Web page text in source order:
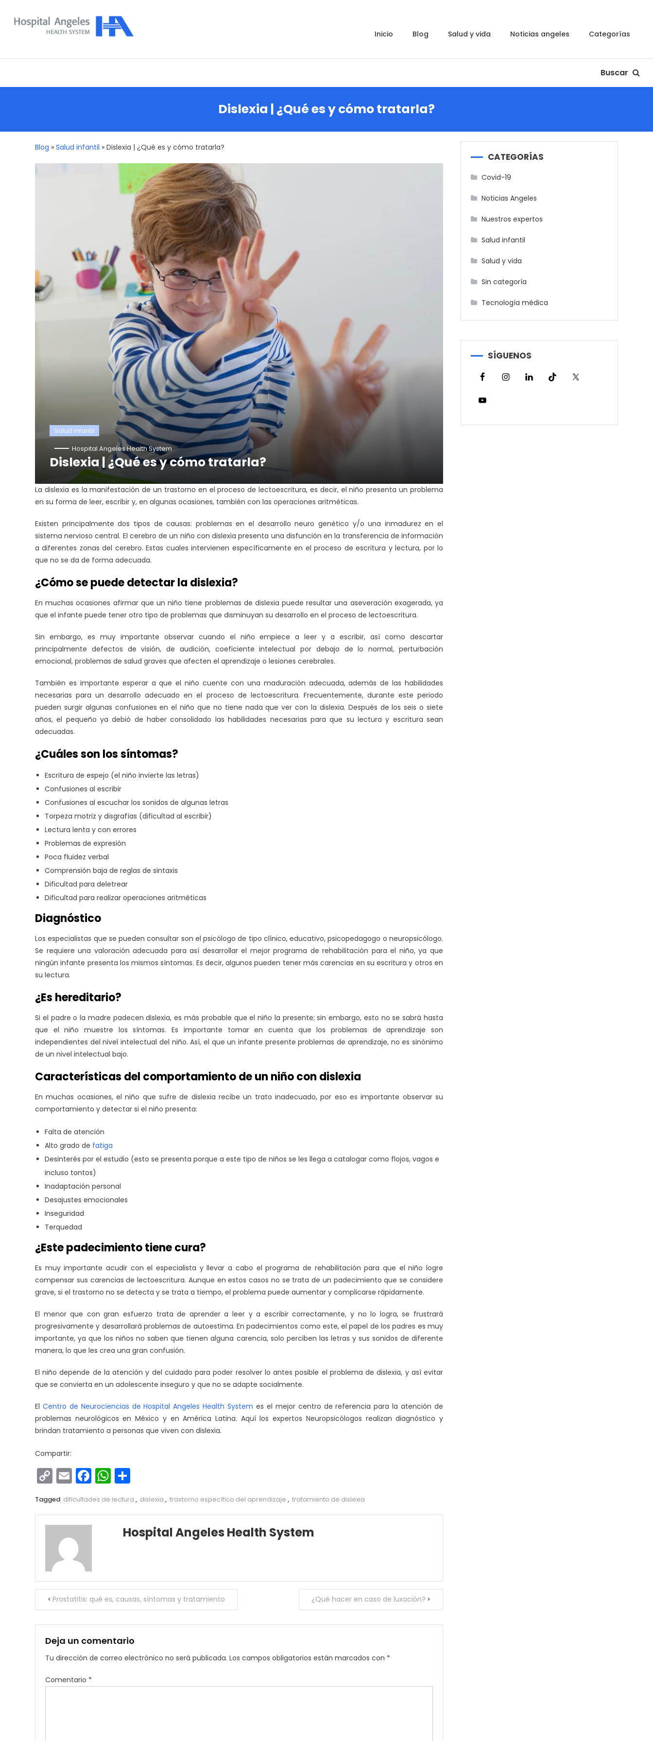
inicio blog salud y vida noticias angeles categorías
Buscar
Dislexia | ¿Qué es y cómo tratarla?
Blog » Salud infantil » Dislexia | ¿Qué es y cómo tratarla?
Salud infantil
Hospital Angeles Health System
Dislexia | ¿Qué es y cómo tratarla?
La dislexia es la manifestación de un trastorno en el proceso de lectoescritura, es decir, el niño presenta un problema
en su forma de leer, escribir y, en algunas ocasiones, también con las operaciones aritméticas.
Existen principalmente dos tipos de causas: problemas en el desarrollo neuro genético y/o una inmadurez en el
sistema nervioso central. El cerebro de un niño con dislexia presenta una disfunción en la transferencia de información
a diferentes zonas del cerebro. Estas cuales intervienen específicamente en el proceso de escritura y lectura, por lo
que no se da de forma adecuada.
¿Cómo se puede detectar la dislexia?
En muchas ocasiones afirmar que un niño tiene problemas de dislexia puede resultar una aseveración exagerada, ya
que el infante puede tener otro tipo de problemas que disminuyan su desarrollo en el proceso de lectoescritura.
Sin embargo, es muy importante observar cuando el niño empiece a leer y a escribir, así como descartar
principalmente defectos de visión, de audición, coeficiente intelectual por debajo de lo normal, perturbación
emocional, problemas de salud graves que afecten el aprendizaje o lesiones cerebrales.
También es importante esperar a que el niño cuente con una maduración adecuada, además de las habilidades
necesarias para un desarrollo adecuado en el proceso de lectoescritura. Frecuentemente, durante este periodo
pueden surgir algunas confusiones en el niño que no tiene nada que ver con la dislexia. Después de los seis o siete
años, el pequeño ya debió de haber consolidado las habilidades necesarias para que su lectura y escritura sean
adecuadas.
¿Cuáles son los síntomas?
Escritura de espejo (el niño invierte las letras)
Confusiones al escribir
Confusiones al escuchar los sonidos de algunas letras
Torpeza motriz y disgrafías (dificultad al escribir)
Lectura lenta y con errores
Problemas de expresión
Poca fluidez verbal
Comprensión baja de reglas de sintaxis
Dificultad para deletrear
Dificultad para realizar operaciones aritméticas
Diagnóstico
Los especialistas que se pueden consultar son el psicólogo de tipo clínico, educativo, psicopedagogo o neuropsicólogo.
Se requiere una valoración adecuada para así desarrollar el mejor programa de rehabilitación para el niño, ya que
ningún infante presenta los mismos síntomas. Es decir, algunos pueden tener más carencias en su escritura y otros en
su lectura.
¿Es hereditario?
Si el padre o la madre padecen dislexia, es más probable que el niño la presente; sin embargo, esto no se sabrá hasta
que el niño muestre los síntomas. Es importante tomar en cuenta que los problemas de aprendizaje son
independientes del nivel intelectual del niño. Así, el que un infante presente problemas de aprendizaje, no es sinónimo
de un nivel intelectual bajo.
Características del comportamiento de un niño con dislexia
En muchas ocasiones, el niño que sufre de dislexia recibe un trato inadecuado, por eso es importante observar su
comportamiento y detectar si el niño presenta:
Falta de atención
Alto grado de fatiga
Desinterés por el estudio (esto se presenta porque a este tipo de niños se les llega a catalogar como flojos, vagos e
incluso tontos)
Inadaptación personal
Desajustes emocionales
Inseguridad
Terquedad
¿Este padecimiento tiene cura?
Es muy importante acudir con el especialista y llevar a cabo el programa de rehabilitación para que el niño logre
compensar sus carencias de lectoescritura. Aunque en estos casos no se trata de un padecimiento que se considere
grave, si el trastorno no se detecta y se trata a tiempo, el problema puede aumentar y complicarse rápidamente.
El menor que con gran esfuerzo trata de aprender a leer y a escribir correctamente, y no lo logra, se frustrará
progresivamente y desarrollará problemas de autoestima. En padecimientos como este, el papel de los padres es muy
importante, ya que los niños no saben que tienen alguna carencia, solo perciben las letras y sus sonidos de diferente
manera, lo que les crea una gran confusión.
El niño depende de la atención y del cuidado para poder resolver lo antes posible el problema de dislexia, y así evitar
que se convierta en un adolescente inseguro y que no se adapte socialmente.
El Centro de Neurociencias de Hospital Angeles Health System es el mejor centro de referencia para la atención de
problemas neurológicos en México y en América Latina. Aquí los expertos Neuropsicólogos realizan diagnóstico y
brindan tratamiento a personas que viven con dislexia.
Compartir:
Copy
Link
EmailFacebook
WhatsApp
Tagged dificultades de lectura , dislexia , trastorno específico del aprendizaje , tratamiento de dislexia
Hospital Angeles Health System
Navegación
de
entradas
Prostatitis: qué es, causas, síntomas y tratamiento ¿Qué hacer en caso de luxación?
Deja un comentario
Tu dirección de correo electrónico no será publicada. Los campos obligatorios están marcados con *
Comentario *
CATEGORÍAS
Covid-19
Noticias Angeles
Nuestros expertos
Salud infantil
Salud y vida
Sin categoría
Tecnología médica
SÍGUENOS